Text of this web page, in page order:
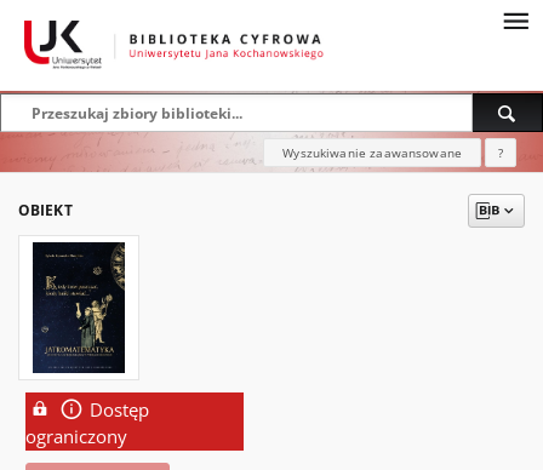
Wyszukiwanie zaawansowane ?
OBIEKT
Dostęp
ograniczony